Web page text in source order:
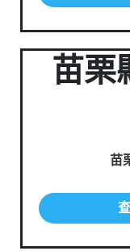
苗栗
苗